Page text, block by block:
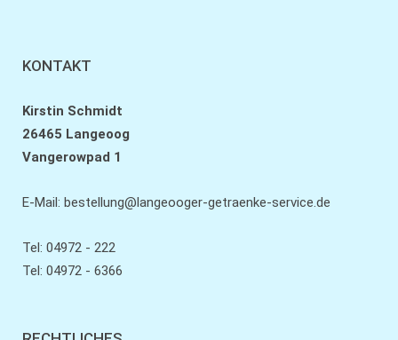
KONTAKT
Kirstin Schmidt
26465 Langeoog
Vangerowpad 1
E-Mail: bestellung@langeooger-getraenke-service.de
Tel: 04972 - 222
Tel: 04972 - 6366